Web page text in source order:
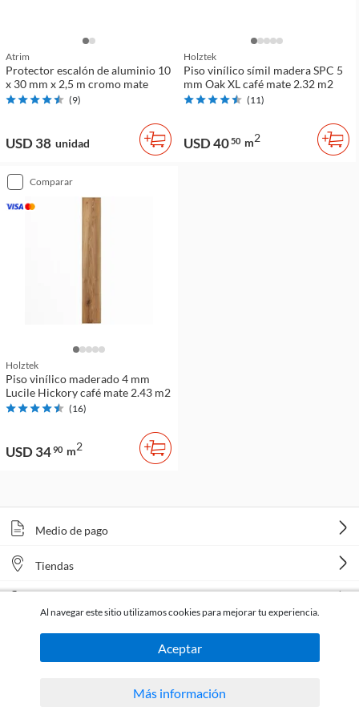
Atrim
Protector escalón de aluminio 10
x 30 mm x 2,5 m cromo mate
(9)
USD 38 unidad
Holztek
Piso vinílico símil madera SPC 5
mm Oak XL café mate 2.32 m2
(11)
USD 4050 m2
comparar
Holztek
Piso vinílico maderado 4 mm
Lucile Hickory café mate 2.43 m2
(16)
USD 3490 m2
Medio de pago
Tiendas
Todos los derechos reservados Homecenter Sodimac S.A. | R.U.T. 216996650015.
Al navegar este sitio utilizamos cookies para mejorar tu experiencia.
Aceptar
Más información